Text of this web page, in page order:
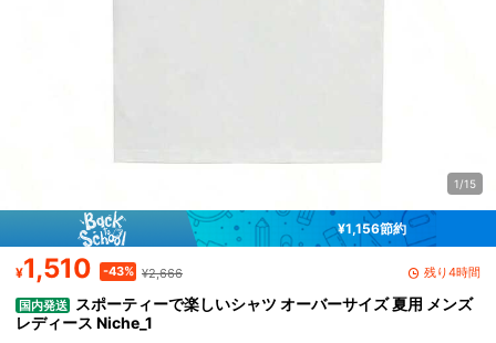
1/15
¥1,156節約
¥1,510 -43% ¥2,666 残り4時間
国内発送
スポーティーで楽しいシャツ オーバーサイズ 夏用 メンズ
レディース Niche_1